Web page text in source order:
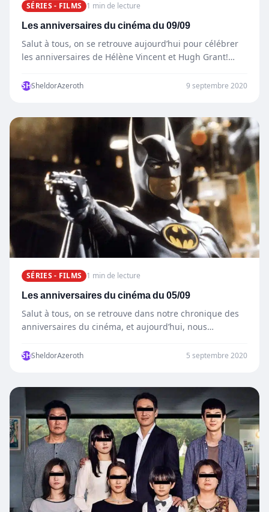
SÉRIES - FILMS 1 min de lecture
Les anniversaires du cinéma du 09/09
Salut à tous, on se retrouve aujourd’hui pour célébrer
les anniversaires de Hélène Vincent et Hugh Grant!
SHSheldorAzeroth 9 septembre 2020
SÉRIES - FILMS 1 min de lecture
Les anniversaires du cinéma du 05/09
Salut à tous, on se retrouve dans notre chronique des
anniversaires du cinéma, et aujourd’hui, nous
SHSheldorAzeroth 5 septembre 2020